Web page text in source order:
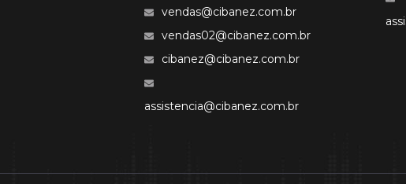
vendas@cibanez.com.br
vendas02@cibanez.com.br
cibanez@cibanez.com.br
assistencia@cibanez.com.br